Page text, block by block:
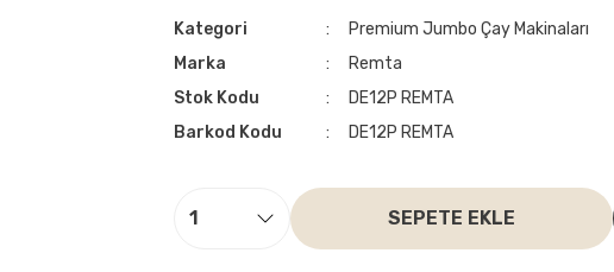
Kategori
Premium Jumbo Çay Makinaları
Marka
Remta
Stok Kodu
DE12P REMTA
Barkod Kodu
DE12P REMTA
SEPETE EKLE